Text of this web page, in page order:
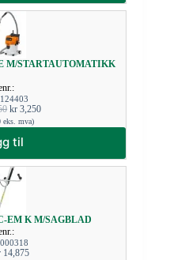
M/STARTAUTOMATIKK
kr 3,250
eks. mva)
til
EM K M/SAGBLAD
14,875